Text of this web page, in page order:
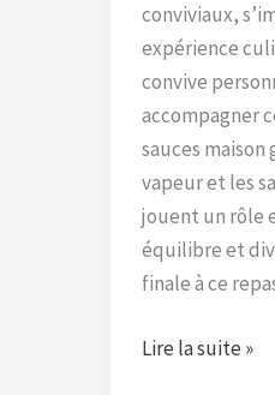
conviviaux,
expérience
convive
accompagner
sauces
vapeur et les
jouent un rôle
équilibre et
finale à ce
Lire la suite »